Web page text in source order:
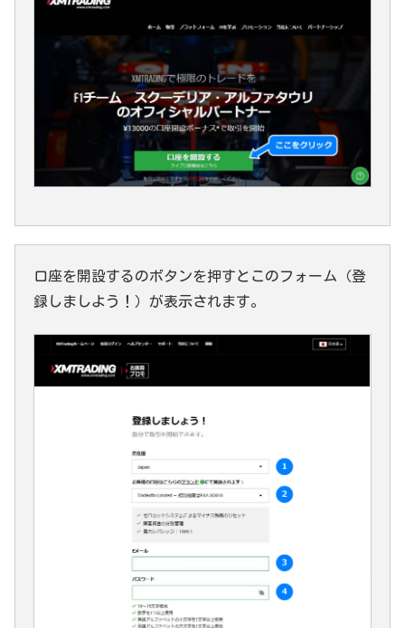
口座を開設するのボタンを押すとこのフォーム（登
録しましよう！）が表示されます。